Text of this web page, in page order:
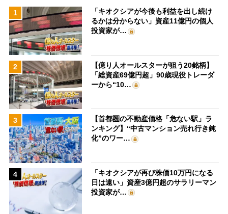
1
「キオクシアが今後も利益を出し続け
るかは分からない」資産11億円の個人
投資家が…
2
【億り人オールスターが狙う20銘柄】
「総資産69億円超」90歳現役トレーダ
ーから“10…
3
【首都圏の不動産価格「危ない駅」ラ
ンキング】“中古マンション売れ行き鈍
化”のワー…
4
「キオクシアが再び株価10万円になる
日は遠い」資産3億円超のサラリーマン
投資家が…